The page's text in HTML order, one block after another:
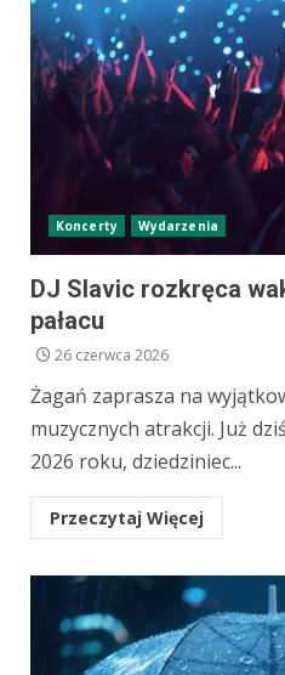
Koncerty Wydarzenia
DJ Slavic rozkręca
pałacu
26 czerwca 2026
Żagań zaprasza na
muzycznych atrakcji. Już
2026 roku, dziedziniec...
Przeczytaj Więcej